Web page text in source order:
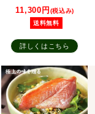
ット】(18種類)金
目鯛、まぐろ、鰻、
鮭、いわし、磯海
苔、鮎、焼海老、鱈
子、梅、蟹、厚切り
牛タン、穴子、蛤、
帆立、炙り明太
11,300円 (税込み)
送料無料
詳しくはこちら